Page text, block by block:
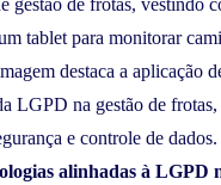
alinhadas à LGPD